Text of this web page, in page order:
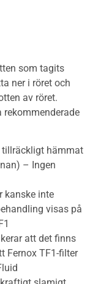
som tagits
ner i röret och
av röret.
rekommenderade
tillräckligt hämmat
– Ingen
kanske inte
visas på
att det finns
Fernox TF1-filter